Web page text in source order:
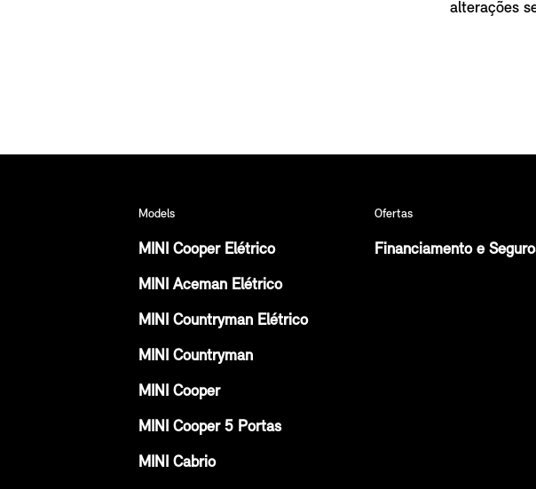
alterações
Models
MINI Cooper Elétrico
MINI Aceman Elétrico
MINI Countryman Elétrico
MINI Countryman
MINI Cooper
MINI Cooper 5 Portas
MINI Cabrio
Ofertas
Financiamento e